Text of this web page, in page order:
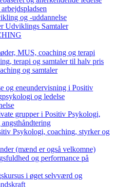
og -uddannelse
Udviklings Samtaler
MUS, coaching og terapi
terapi og samtaler til halv pris
og samtaler
og eneundervisning i Positiv
og ledelse
grupper i Positiv Psykologi,
Psykologi, coaching, styrker og
(mænd er også velkomne)
og performance på
i øget selvværd og